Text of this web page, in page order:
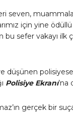
seven,
için yine
bu sefer vakayı
düşünen
Polisiye Ekranı’na
gerçek bir